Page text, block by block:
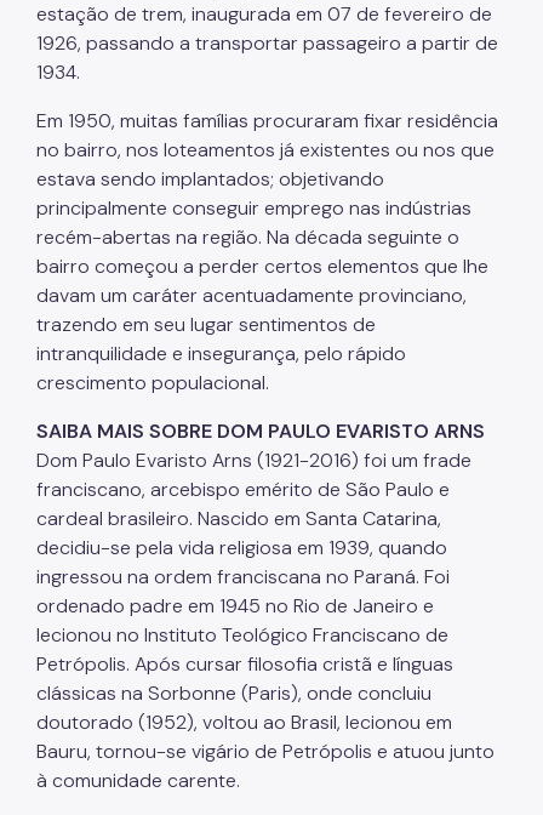
estação de trem, inaugurada em 07 de fevereiro de
1926, passando a transportar passageiro a partir de
1934.
Em 1950, muitas famílias procuraram fixar residência
no bairro, nos loteamentos já existentes ou nos que
estava sendo implantados; objetivando
principalmente conseguir emprego nas indústrias
recém-abertas na região. Na década seguinte o
bairro começou a perder certos elementos que lhe
davam um caráter acentuadamente provinciano,
trazendo em seu lugar sentimentos de
intranquilidade e insegurança, pelo rápido
crescimento populacional.
SAIBA MAIS SOBRE DOM PAULO EVARISTO ARNS
Dom Paulo Evaristo Arns (1921-2016) foi um frade
franciscano, arcebispo emérito de São Paulo e
cardeal brasileiro. Nascido em Santa Catarina,
decidiu-se pela vida religiosa em 1939, quando
ingressou na ordem franciscana no Paraná. Foi
ordenado padre em 1945 no Rio de Janeiro e
lecionou no Instituto Teológico Franciscano de
Petrópolis. Após cursar filosofia cristã e línguas
clássicas na Sorbonne (Paris), onde concluiu
doutorado (1952), voltou ao Brasil, lecionou em
Bauru, tornou-se vigário de Petrópolis e atuou junto
à comunidade carente.